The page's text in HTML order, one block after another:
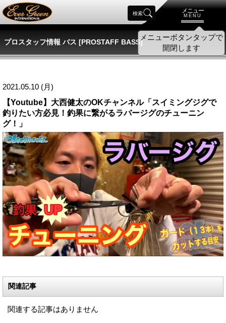
メニュー
MENU
検索
プロスタッフ情報 バス [PROSTAFF BASS]
2021.05.10 (月)
【Youtube】大西健太のOKチャンネル「スイミングジグで
釣りたい方必見！釣果に繋がるラバージグのチューニン
グ！」
関連記事
関連する記事はありません